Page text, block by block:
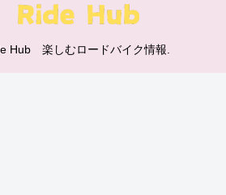
Hub 楽しむロードバイク情報.